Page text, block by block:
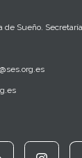
de Sueño.